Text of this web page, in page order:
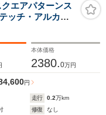
エアパターンス
ッチ・アルカン
アパーキングカ
ト
本体価格
2380.0万円
円
走行 0.2万km
修復
なし